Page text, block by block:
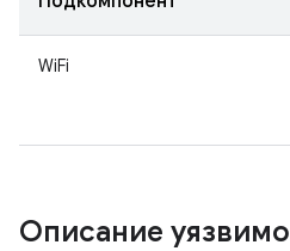
WiFi
Описание